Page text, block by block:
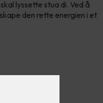
lyssette stua di. Ved å
den rette energien i et